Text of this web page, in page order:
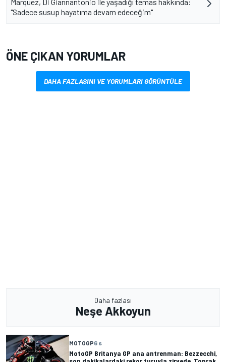
"Sadece susup hayatıma devam edeceğim"
ÖNE ÇIKAN YORUMLAR
DAHA FAZLASINI VE YORUMLARI GÖRÜNTÜLE
Daha fazlası
Neşe Akkoyun
MOTOGP6 s
MotoGP Britanya GP ana antrenman: Bezzecchi,